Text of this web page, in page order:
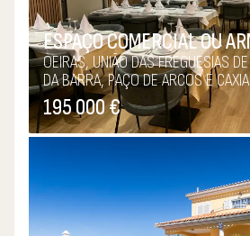
ESPAÇO COMERCIAL OU
OEIRAS, UNIÃO DAS FREGUESIAS
DA BARRA, PAÇO DE ARCOS E
195 000 €